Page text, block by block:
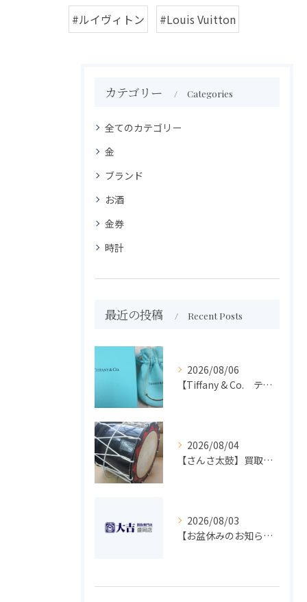
#ルイヴィトン #Louis Vuitton
カテゴリー Categories
全てのカテゴリー
金
ブランド
お酒
金券
時計
最近の投稿 Recent Posts
2026/08/06
【Tiffany & Co. ティファニー】買取 大吉盛岡店 アクセサリー買取しました！！
2026/08/04
【さんさ太鼓】買取 大吉盛岡店 楽器 買取します！！
2026/08/03
【お盆休みのお知らせ】買取専門 大吉 盛岡店